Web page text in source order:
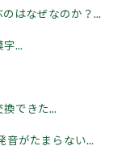
はなぜなのか？...
...
換できた...
音がたまらない...